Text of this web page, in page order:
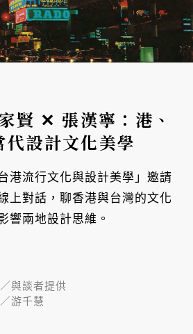
賢 ✕ 張漢寧：港、
代設計文化美學
港流行文化與設計美學」邀請
上對話，聊香港與台灣的文化
響兩地設計思維。
與談者提供
游千慧